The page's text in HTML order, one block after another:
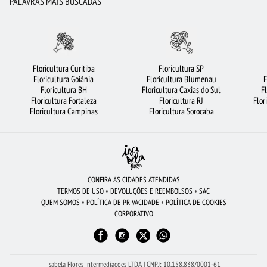
FLORICULTURA RJ BUQUÊ DE 12 ROSAS VERMELHAS
BUQUÊ DE ROSAS VERMELHAS FLORICULTURA SANTO ANDRÉ ORQUÍDEAS
FLORICULTURA SP BUQUÊ DE 20 ROSAS VERMELHAS
ROSAS BRANCAS
FLORES VERMELHAS
FLORICULTURA UBERLÂNDIA FLORES COLORIDAS FLORICULTURA SALVADOR
FLORICULTURA RIBEIRÃO PRETO
CIDADES MAIS PROCURADAS FLORICULTURA FORTALEZA
FLORICULTURA MANAUS LÍRIO
Floricultura Curitiba
Floricultura Goiânia
Floricultura BH
Floricultura Fortaleza
Floricultura Campinas
Floricultura SP
Floricultura Blumenau
Floricultura Caxias do Sul
Floricultura RJ
Floricultura Sorocaba
CONFIRA AS CIDADES ATENDIDAS
TERMOS DE USO • DEVOLUÇÕES E REEMBOLSOS • SAC
QUEM SOMOS • POLÍTICA DE PRIVACIDADE • POLÍTICA DE COOKIES
CORPORATIVO
Isabela Flores Intermediações LTDA | CNPJ: 10.158.838/0001-61